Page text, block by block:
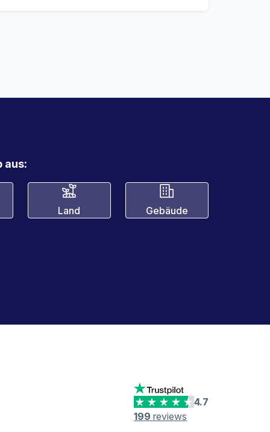
aus:
Land Gebäude
4.7
199 reviews